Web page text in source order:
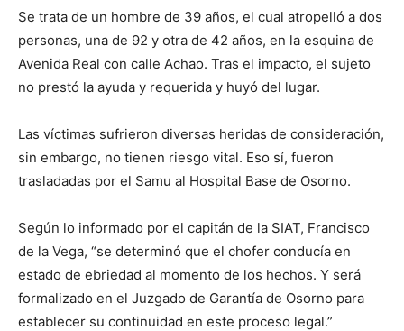
Se trata de un hombre de 39 años, el cual atropelló a dos
personas, una de 92 y otra de 42 años, en la esquina de
Avenida Real con calle Achao. Tras el impacto, el sujeto
no prestó la ayuda y requerida y huyó del lugar.
Las víctimas sufrieron diversas heridas de consideración,
sin embargo, no tienen riesgo vital. Eso sí, fueron
trasladadas por el Samu al Hospital Base de Osorno.
Según lo informado por el capitán de la SIAT, Francisco
de la Vega, “se determinó que el chofer conducía en
estado de ebriedad al momento de los hechos. Y será
formalizado en el Juzgado de Garantía de Osorno para
establecer su continuidad en este proceso legal.”